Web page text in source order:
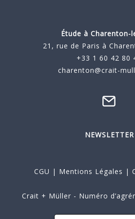
Étude à Charenton-
21, rue de Paris à
+33 1 60 42 80
charenton@crait-
NEWSLETTER
CGU | Mentions Légales |
Crait + Müller - Numéro